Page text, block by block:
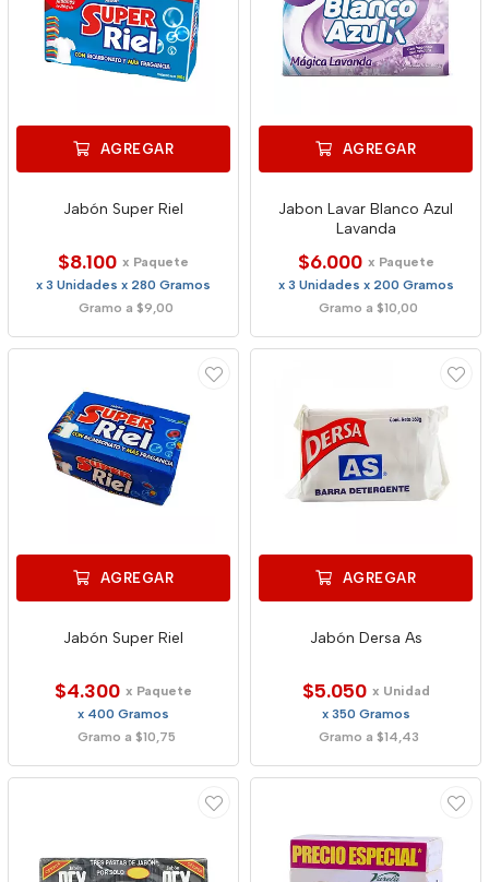
AGREGAR
Jabón Super Riel
$8.100 x Paquete
x 3 Unidades x 280 Gramos
Gramo a $9,00
AGREGAR
Jabon Lavar Blanco Azul
Lavanda
$6.000 x Paquete
x 3 Unidades x 200 Gramos
Gramo a $10,00
AGREGAR
Jabón Super Riel
$4.300 x Paquete
x 400 Gramos
Gramo a $10,75
AGREGAR
Jabón Dersa As
$5.050 x Unidad
x 350 Gramos
Gramo a $14,43